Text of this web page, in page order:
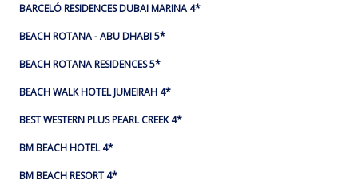
BARCELÓ RESIDENCES DUBAI MARINA 4*
BEACH ROTANA - ABU DHABI 5*
BEACH ROTANA RESIDENCES 5*
BEACH WALK HOTEL JUMEIRAH 4*
BEST WESTERN PLUS PEARL CREEK 4*
BM BEACH HOTEL 4*
BM BEACH RESORT 4*